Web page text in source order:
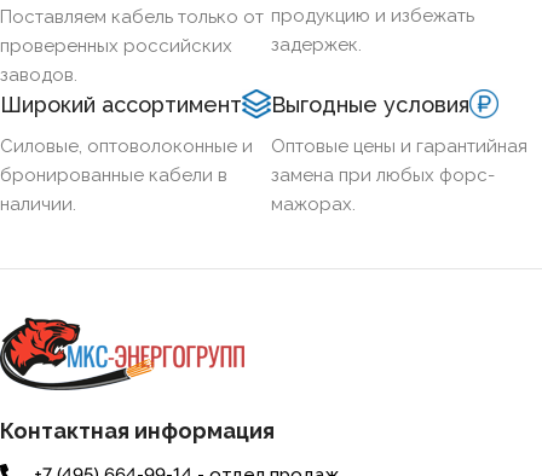
ОГНЕСТОЙКИЙ
НАЛИЧИЕ ЭКРАНА
БРОНИРОВАННЫЙ
Поставляем кабель только от
проверенных российских
заводов.
продукцию и избежать
задержек.
Широкий ассортимент
Силовые, оптоволоконные и
бронированные кабели в
наличии.
Выгодные условия
Оптовые цены и гарантийная
замена при любых форс-
мажорах.
Контактная информация